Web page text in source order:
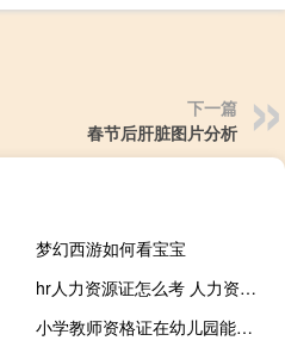
下一篇
春节后肝脏图片分析
梦幻西游如何看宝宝
hr人力资源证怎么考 人力资源资格考试
小学教师资格证在幼儿园能注册吗